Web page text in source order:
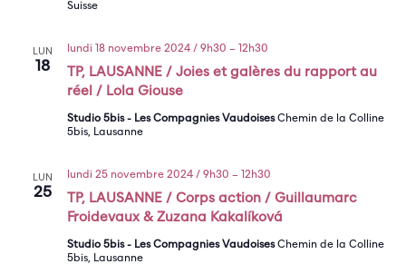
Suisse
LUN
18
TP, LAUSANNE / Joies et galères du rapport au
réel / Lola Giouse
lundi 18 novembre 2024 / 9h30 – 12h30
Studio 5bis - Les Compagnies VaudoisesChemin de la Colline
5bis, Lausanne
LUN
25
TP, LAUSANNE / Corps action / Guillaumarc
Froidevaux & Zuzana Kakalíková
lundi 25 novembre 2024 / 9h30 – 12h30
Studio 5bis - Les Compagnies VaudoisesChemin de la Colline
5bis, Lausanne